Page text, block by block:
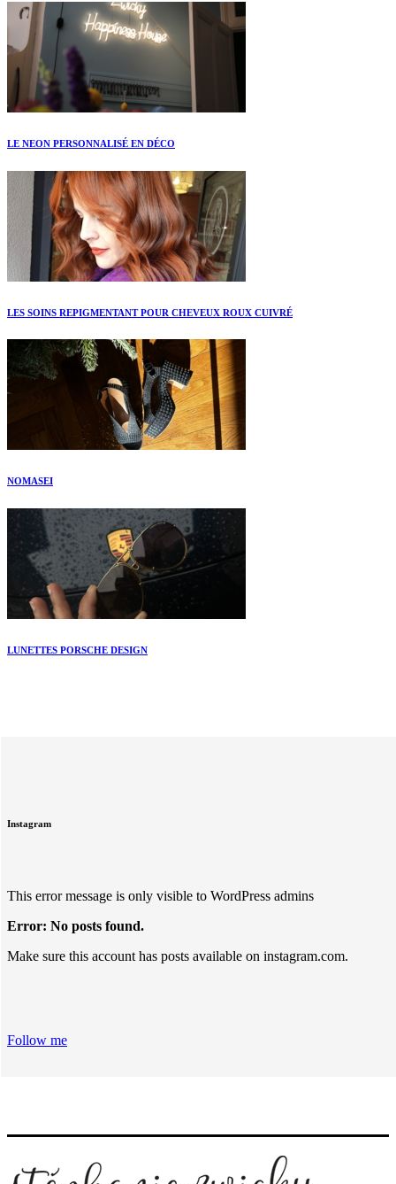
LE NEON PERSONNALISÉ EN DÉCO
LES SOINS REPIGMENTANT POUR CHEVEUX ROUX CUIVRÉ
NOMASEI
LUNETTES PORSCHE DESIGN
Instagram
This error message is only visible to WordPress admins
Error: No posts found.
Make sure this account has posts available on instagram.com.
Follow me